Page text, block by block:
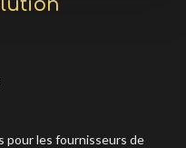
pour les fournisseurs de